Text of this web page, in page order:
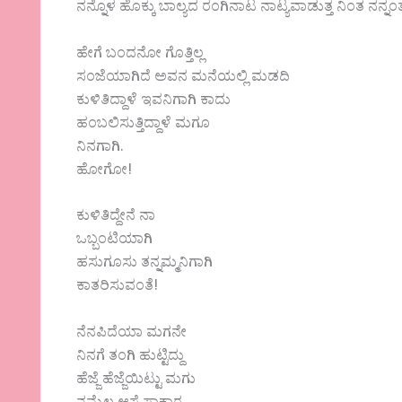
ನನ್ನೊಳ ಹೊಕ್ಕು ಬಾಲ್ಯದ ರಂಗಿನಾಟ ನಾಟ್ಯವಾಡುತ್ತ ನಿಂತ
ಹೇಗೆ ಬಂದನೋ ಗೊತ್ತಿಲ್ಲ
ಸಂಜೆಯಾಗಿದೆ ಅವನ ಮನೆಯಲ್ಲಿ ಮಡದಿ
ಕುಳಿತಿದ್ದಾಳೆ ಇವನಿಗಾಗಿ ಕಾದು
ಹಂಬಲಿಸುತ್ತಿದ್ದಾಳೆ ಮಗೂ
ನಿನಗಾಗಿ.
ಹೋಗೋ!
ಕುಳಿತಿದ್ದೇನೆ ನಾ
ಒಬ್ಬಂಟಿಯಾಗಿ
ಹಸುಗೂಸು ತನ್ನಮ್ಮನಿಗಾಗಿ
ಕಾತರಿಸುವಂತೆ!
ನೆನಪಿದೆಯಾ ಮಗನೇ
ನಿನಗೆ ತಂಗಿ ಹುಟ್ಟಿದ್ದು
ಹೆಜ್ಜೆ ಹೆಜ್ಜೆಯಿಟ್ಟು ಮಗು